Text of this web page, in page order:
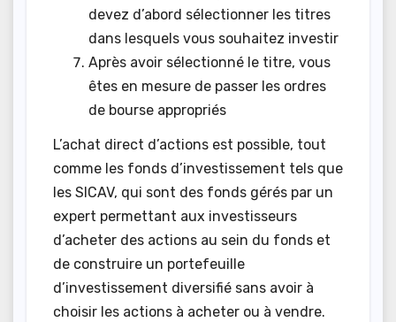
devez d’abord sélectionner les titres
dans lesquels vous souhaitez investir
Après avoir sélectionné le titre, vous
êtes en mesure de passer les ordres
de bourse appropriés
L’achat direct d’actions est possible, tout
comme les fonds d’investissement tels que
les SICAV, qui sont des fonds gérés par un
expert permettant aux investisseurs
d’acheter des actions au sein du fonds et
de construire un portefeuille
d’investissement diversifié sans avoir à
choisir les actions à acheter ou à vendre.